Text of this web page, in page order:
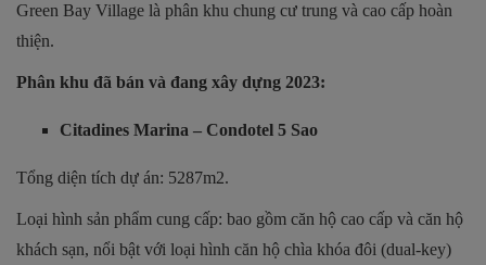
Green Bay Village là phân khu chung cư trung và cao cấp hoàn
thiện.
Phân khu đã bán và đang xây dựng 2023:
Citadines Marina – Condotel 5 Sao
Tổng diện tích dự án: 5287m2.
Loại hình sản phẩm cung cấp: bao gồm căn hộ cao cấp và căn hộ
khách sạn, nổi bật với loại hình căn hộ chìa khóa đôi (dual-key)